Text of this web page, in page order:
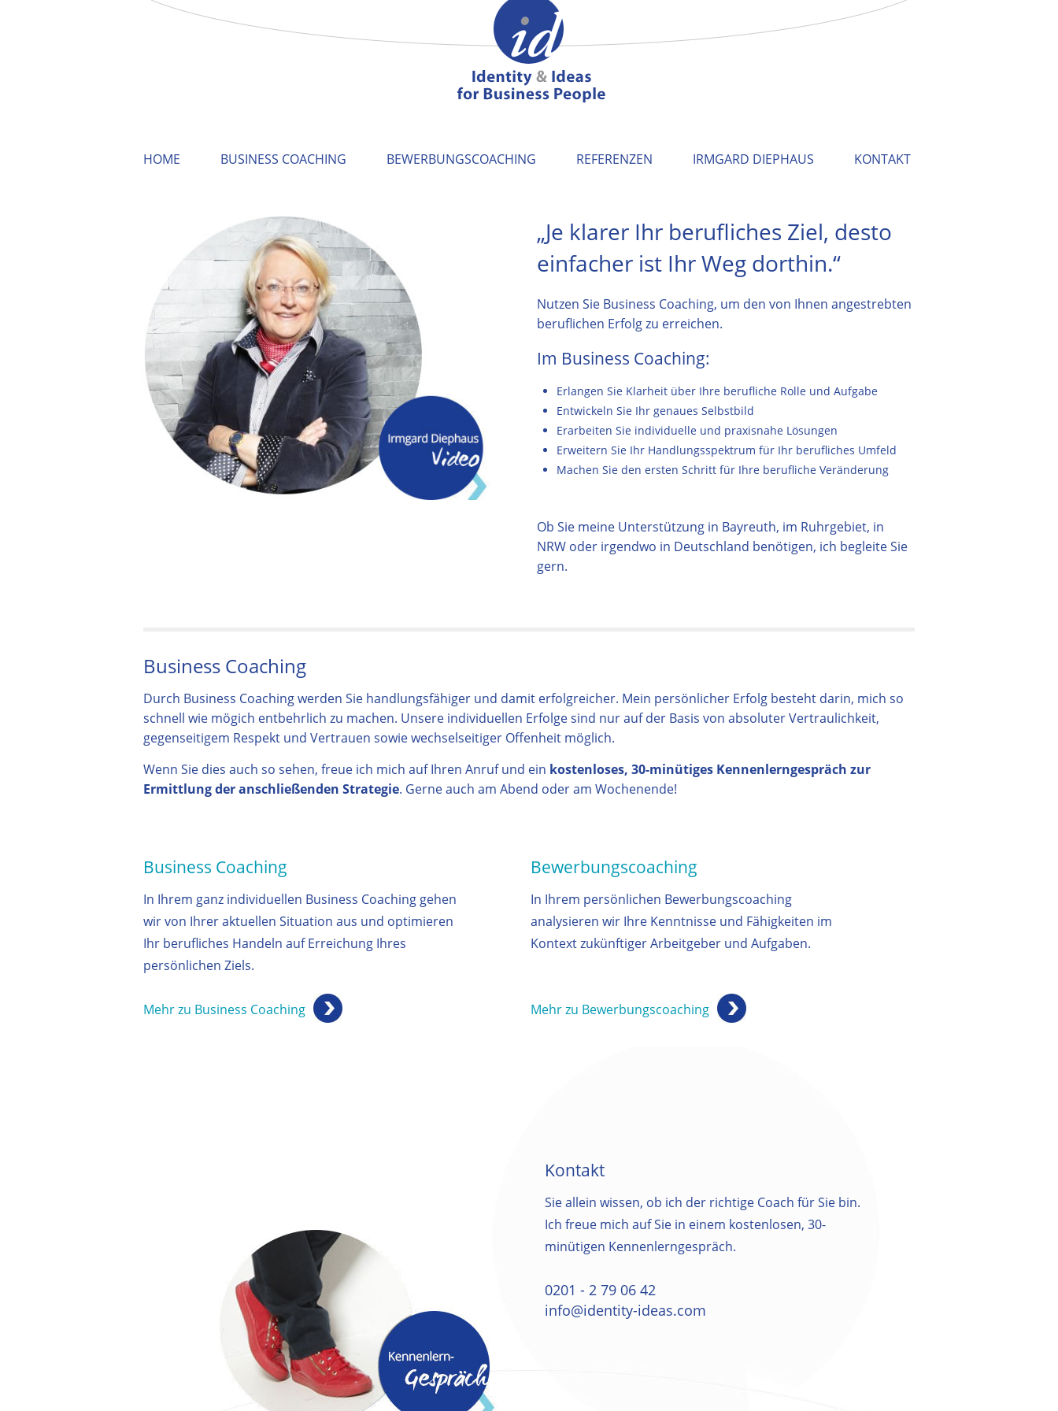
HOME BUSINESS COACHING BEWERBUNGSCOACHING REFERENZEN IRMGARD DIEPHAUS KONTAKT
„Je klarer Ihr berufliches Ziel, desto
einfacher ist Ihr Weg dorthin.“
Nutzen Sie Business Coaching, um den von Ihnen angestrebten
beruflichen Erfolg zu erreichen.
Im Business Coaching:
Erlangen Sie Klarheit über Ihre berufliche Rolle und Aufgabe
Entwickeln Sie Ihr genaues Selbstbild
Erarbeiten Sie individuelle und praxisnahe Lösungen
Erweitern Sie Ihr Handlungsspektrum für Ihr berufliches Umfeld
Machen Sie den ersten Schritt für Ihre berufliche Veränderung
Ob Sie meine Unterstützung in Bayreuth, im Ruhrgebiet, in
NRW oder irgendwo in Deutschland benötigen, ich begleite Sie
gern.
Business Coaching
Durch Business Coaching werden Sie handlungsfähiger und damit erfolgreicher. Mein persönlicher Erfolg besteht darin, mich so
schnell wie mögich entbehrlich zu machen. Unsere individuellen Erfolge sind nur auf der Basis von absoluter Vertraulichkeit,
gegenseitigem Respekt und Vertrauen sowie wechselseitiger Offenheit möglich.
Wenn Sie dies auch so sehen, freue ich mich auf Ihren Anruf und ein kostenloses, 30-minütiges Kennenlerngespräch zur
Ermittlung der anschließenden Strategie. Gerne auch am Abend oder am Wochenende!
Business Coaching
In Ihrem ganz individuellen Business Coaching gehen
wir von Ihrer aktuellen Situation aus und optimieren
Ihr berufliches Handeln auf Erreichung Ihres
persönlichen Ziels.
Mehr zu Business Coaching
Bewerbungscoaching
In Ihrem persönlichen Bewerbungscoaching
analysieren wir Ihre Kenntnisse und Fähigkeiten im
Kontext zukünftiger Arbeitgeber und Aufgaben.
Mehr zu Bewerbungscoaching
Kontakt
Sie allein wissen, ob ich der richtige Coach für Sie bin.
Ich freue mich auf Sie in einem kostenlosen, 30-
minütigen Kennenlerngespräch.
0201 - 2 79 06 42
info@identity-ideas.com